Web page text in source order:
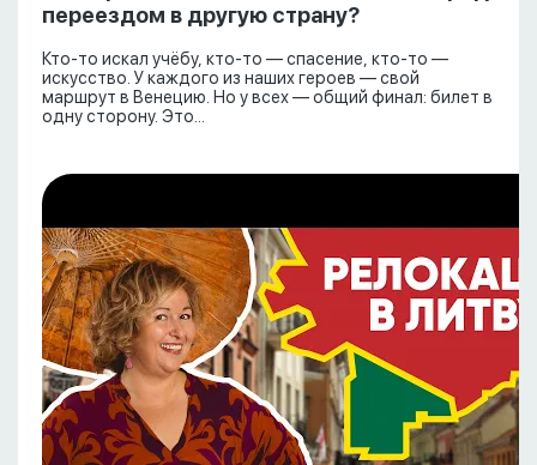
переездом в другую страну?
Кто-то искал учёбу, кто-то — спасение, кто-то —
искусство. У каждого из наших героев — свой
маршрут в Венецию. Но у всех — общий финал: билет в
одну сторону. Это...